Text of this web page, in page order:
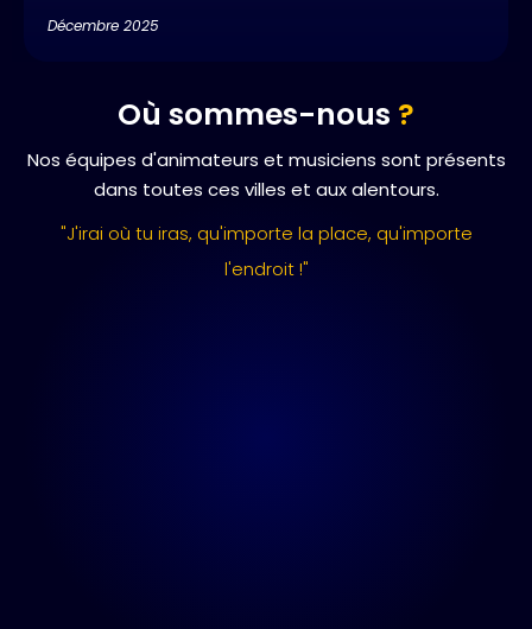
Décembre 2025
Où sommes-nous ?
Nos équipes d'animateurs et musiciens sont présents
dans toutes ces villes et aux alentours.
"J'irai où tu iras, qu'importe la place, qu'importe
l'endroit !"